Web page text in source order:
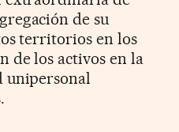
de su
territorios en los
de los activos en la
unipersonal